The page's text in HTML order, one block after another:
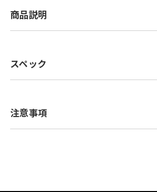
商品説明
スペック
注意事項